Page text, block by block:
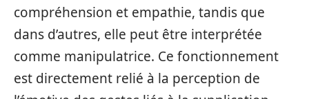
compréhension et empathie, tandis que
dans d’autres, elle peut être interprétée
comme manipulatrice. Ce fonctionnement
est directement relié à la perception de